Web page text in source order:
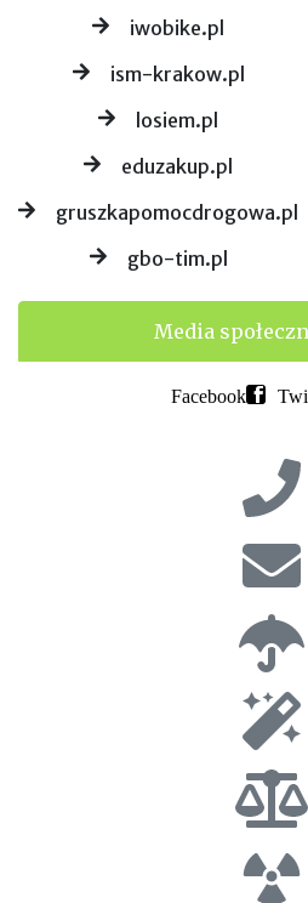
iwobike.pl
ism-krakow.pl
losiem.pl
eduzakup.pl
gruszkapomocdrogowa.pl
gbo-tim.pl
Media
Facebook